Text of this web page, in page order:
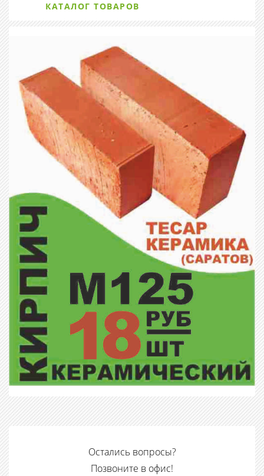
КАТАЛОГ ТОВАРОВ
Остались вопросы?
Позвоните в офис!